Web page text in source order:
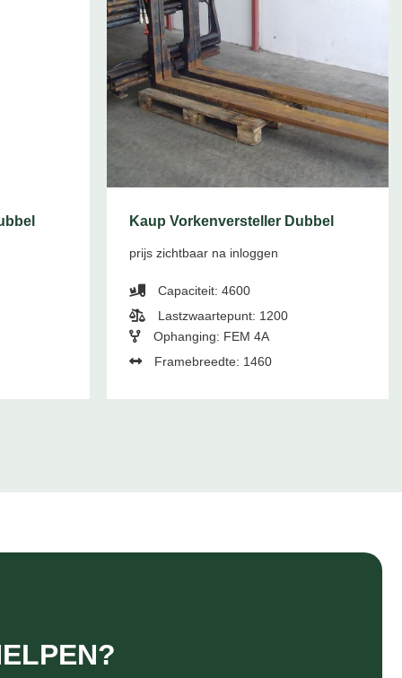
Kaup Vorkenversteller Dubbel
prijs zichtbaar na inloggen
Capaciteit: 4600
Lastzwaartepunt: 1200
Ophanging: FEM 4A
Framebreedte: 1460